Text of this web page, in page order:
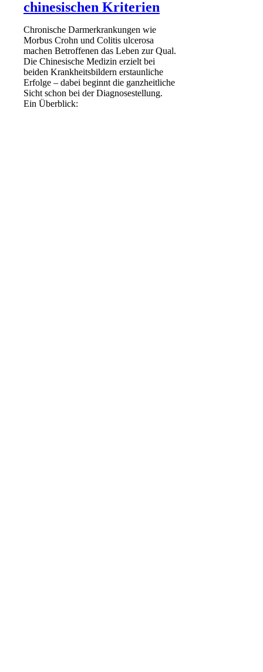
chinesischen Kriterien
Chronische Darmerkrankungen wie
Morbus Crohn und Colitis ulcerosa
machen Betroffenen das Leben zur Qual.
Die Chinesische Medizin erzielt bei
beiden Krankheitsbildern erstaunliche
Erfolge – dabei beginnt die ganzheitliche
Sicht schon bei der Diagnosestellung.
Ein Überblick: